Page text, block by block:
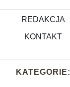
REDAKCJA
KONTAKT
KATEGORIE: